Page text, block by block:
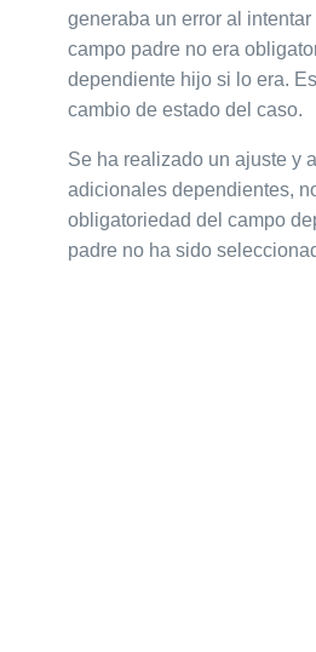
generaba un error al
campo padre no era
dependiente hijo si lo era.
cambio de estado del caso.
Se ha realizado un ajuste y
adicionales dependientes,
obligatoriedad del campo
padre no ha sido